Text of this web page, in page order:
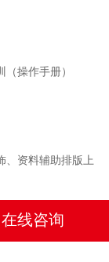
操作手册）
、资料辅助排版上
线咨询